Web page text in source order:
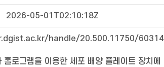
2026-05-01T02:10:18Z
handle/20.500.11750/60314
홀로그램을 이용한 세포 배양 플레이트 장치에